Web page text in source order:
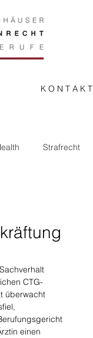
K O N T A K T
Strafrecht
CTG-
überwacht
einen